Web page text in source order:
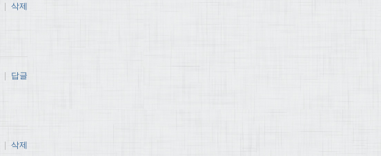
삭제
답글
삭제